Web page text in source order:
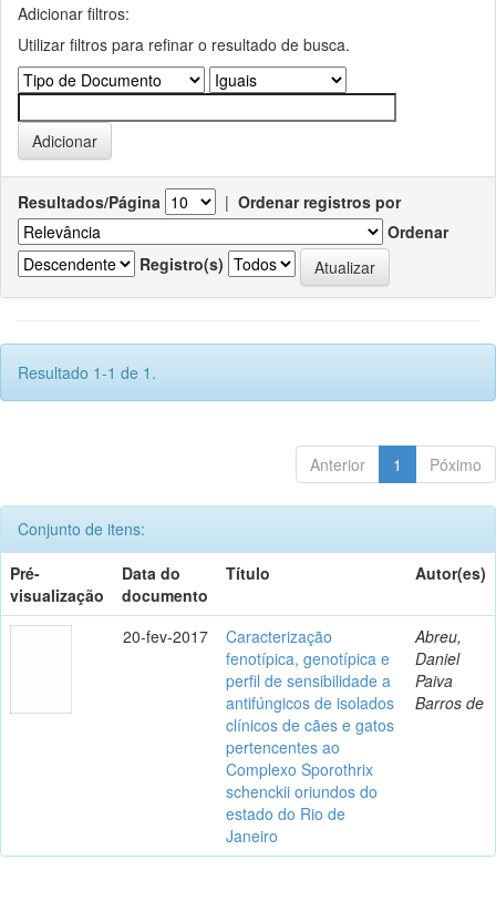
Adicionar filtros:
Utilizar filtros para refinar o resultado de busca.
Resultados/Página | Ordenar registros por
Ordenar
Registro(s)
Resultado 1-1 de 1.
Anterior 1 Póximo
Conjunto de itens:
Pré-
visualização
Data do
documento
Título Autor(es)
20-fev-2017
Caracterização
fenotípica, genotípica e
perfil de sensibilidade a
antifúngicos de isolados
clínicos de cães e gatos
pertencentes ao
Complexo Sporothrix
schenckii oriundos do
estado do Rio de
Janeiro
Abreu,
Daniel
Paiva
Barros de